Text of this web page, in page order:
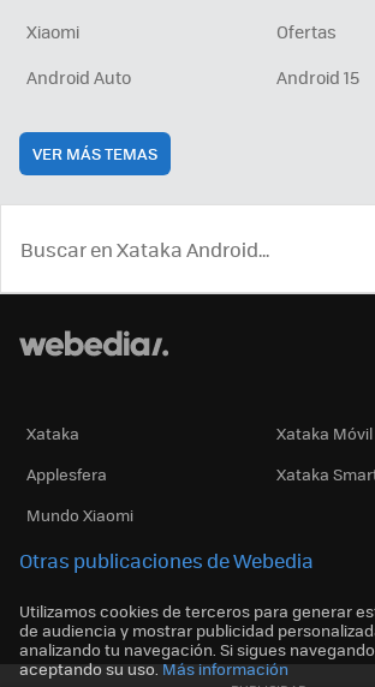
Xiaomi
Ofertas
Android Auto
Android 15
VER MÁS TEMAS
Xataka
Xataka Móvil
Applesfera
Xataka
Mundo Xiaomi
Otras publicaciones de Webedia
Utilizamos cookies de terceros para generar
de audiencia y mostrar publicidad
analizando tu navegación. Si sigues
aceptando su uso. Más información